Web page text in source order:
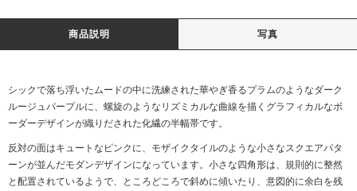
商品説明 写真
シックで落ち浮いたムードの中に洗練された華やぎ香るプラムのようなダーク
ルージュパープルに、螺旋のようなリズミカルな曲線を描くグラフィカルなボ
ーダーデザインが織りだされた化繊の半幅帯です。
反対の面はキュートなピンクに、モザイクタイルのような小さなスクエアパタ
ーンが並んだモダンデザインになっています。小さな四角形は、規則的に整然
と配置されているようで、ところどころで斜めに傾いたり、意図的に余白を残